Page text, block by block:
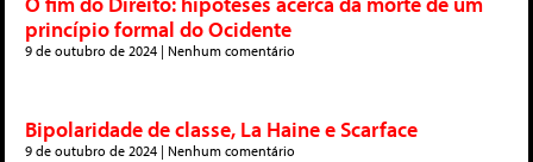
princípio formal do Ocidente
9 de outubro de 2024 Nenhum comentário
Bipolaridade de classe, La Haine e Scarface
9 de outubro de 2024 Nenhum comentário